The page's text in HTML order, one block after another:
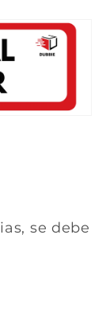
se debe